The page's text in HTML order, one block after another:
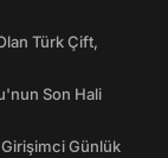
Türk Çift,
Son Hali
Girişimci Günlük